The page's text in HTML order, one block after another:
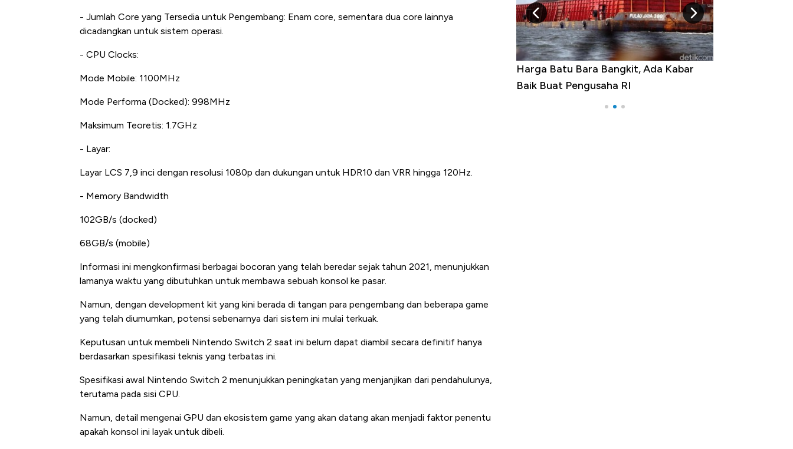
- Jumlah Core yang Tersedia untuk Pengembang: Enam core, sementara dua core lainnya
dicadangkan untuk sistem operasi.
- CPU Clocks:
Mode Mobile: 1100MHz
Mode Performa (Docked): 998MHz
Maksimum Teoretis: 1.7GHz
- Layar:
Layar LCS 7,9 inci dengan resolusi 1080p dan dukungan untuk HDR10 dan VRR hingga 120Hz.
- Memory Bandwidth
102GB/s (docked)
68GB/s (mobile)
Informasi ini mengkonfirmasi berbagai bocoran yang telah beredar sejak tahun 2021, menunjukkan
lamanya waktu yang dibutuhkan untuk membawa sebuah konsol ke pasar.
Namun, dengan development kit yang kini berada di tangan para pengembang dan beberapa game
yang telah diumumkan, potensi sebenarnya dari sistem ini mulai terkuak.
Keputusan untuk membeli Nintendo Switch 2 saat ini belum dapat diambil secara definitif hanya
berdasarkan spesifikasi teknis yang terbatas ini.
Spesifikasi awal Nintendo Switch 2 menunjukkan peningkatan yang menjanjikan dari pendahulunya,
terutama pada sisi CPU.
Namun, detail mengenai GPU dan ekosistem game yang akan datang akan menjadi faktor penentu
apakah konsol ini layak untuk dibeli.
Harga Batu Bara Bangkit, Ada Kabar
Baik Buat Pengusaha RI